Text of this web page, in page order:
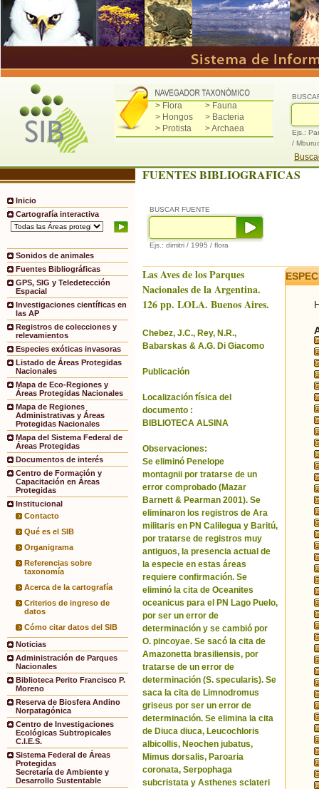
> Flora
> Fauna
> Hongos
> Bacteria
> Protista
> Archaea
Ejs.:
/
Inicio
Cartografía interactiva
Sonidos de animales
Fuentes Bibliográficas
GPS, SIG y Teledetección
Espacial
Investigaciones científicas en
las AP
Registros de colecciones y
relevamientos
Especies exóticas invasoras
Listado de Áreas Protegidas
Nacionales
Mapa de Eco-Regiones y
Áreas Protegidas Nacionales
Mapa de Regiones
Administrativas y Áreas
Protegidas Nacionales
Mapa del Sistema Federal de
Áreas Protegidas
Documentos de interés
Centro de Formación y
Capacitación en Áreas
Protegidas
Institucional
Contacto
Qué es el SIB
Organigrama
Referencias sobre
taxonomía
Acerca de la cartografía
Criterios de ingreso de
datos
Cómo citar datos del SIB
Noticias
Administración de Parques
Nacionales
Biblioteca Perito Francisco P.
Moreno
Reserva de Biosfera Andino
Norpatagónica
Centro de Investigaciones
Ecológicas Subtropicales
C.I.E.S.
Sistema Federal de Áreas
Protegidas
Secretaría de Ambiente y
Desarrollo Sustentable
FUENTES BIBLIOGRAFICAS
BUSCAR FUENTE
Ejs.: dimitri / 1995 / flora
Las Aves de los Parques
Nacionales de la Argentina.
126 pp. LOLA. Buenos Aires.
Chebez, J.C., Rey, N.R.,
Babarskas & A.G. Di Giacomo
Publicación
Localización física del
documento :
BIBLIOTECA ALSINA
Observaciones:
Se eliminó Penelope
montagnii por tratarse de un
error comprobado (Mazar
Barnett & Pearman 2001). Se
eliminaron los registros de Ara
militaris en PN Calilegua y Baritú,
por tratarse de registros muy
antiguos, la presencia actual de
la especie en estas áreas
requiere confirmación. Se
eliminó la cita de Oceanites
oceanicus para el PN Lago Puelo,
por ser un error de
determinación y se cambió por
O. pincoyae. Se sacó la cita de
Amazonetta brasiliensis, por
tratarse de un error de
determinación (S. specularis). Se
saca la cita de Limnodromus
griseus por ser un error de
determinación. Se elimina la cita
de Diuca diuca, Leucochloris
albicollis, Neochen jubatus,
Mimus dorsalis, Paroaria
coronata, Serpophaga
subcristata y Asthenes sclateri